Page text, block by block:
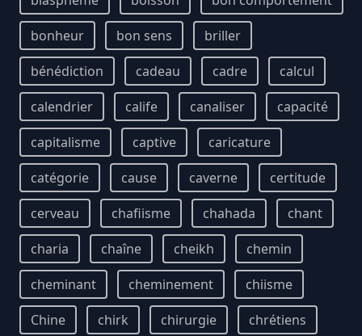
bonheur
bon sens
briller
bénédiction
cadeau cadre
calcul
calendrier
calife canaliser
capacité
capitalisme
captive
caricature
catégorie
cause caverne
certitude
cerveau
chafiisme chahada
chant
charia
chaîne cheikh
chemin
cheminant
cheminement
chiisme
Chine
chirk chirurgie
chrétiens